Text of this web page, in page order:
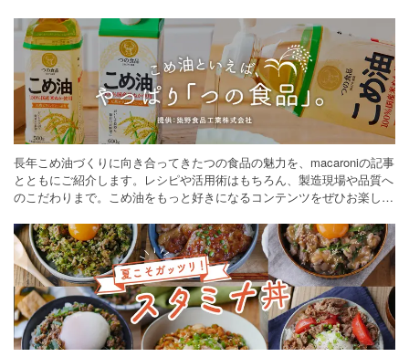
長年こめ油づくりに向き合ってきたつの食品の魅力を、macaroniの記事
とともにご紹介します。レシピや活用術はもちろん、製造現場や品質へ
のこだわりまで。こめ油をもっと好きになるコンテンツをぜひお楽しみ